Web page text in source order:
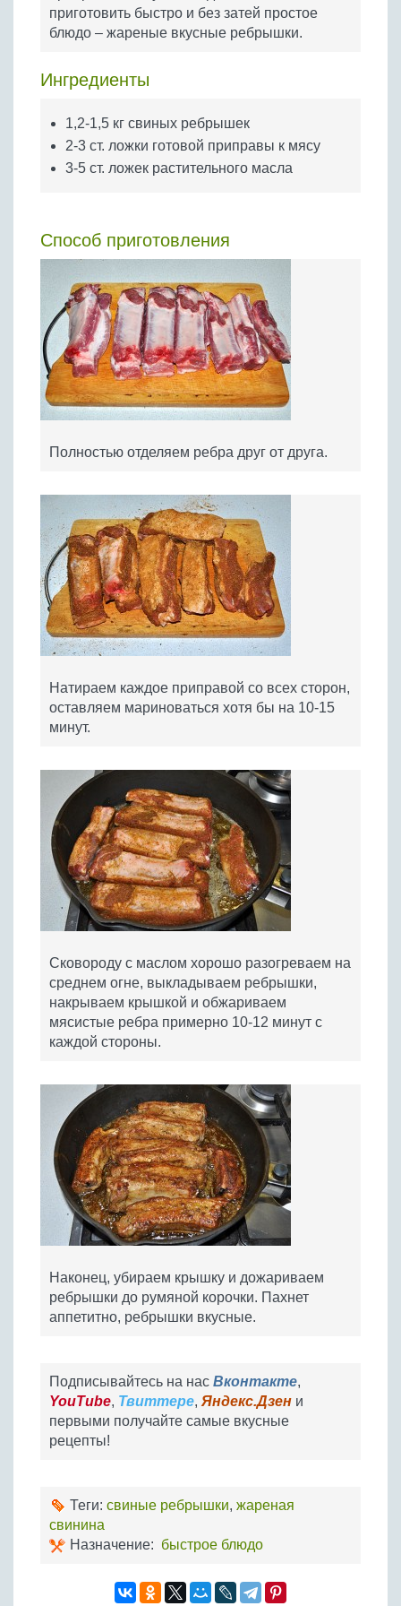
Бобовые
Яйца
приготовить быстро и без затей простое
блюдо – жареные вкусные ребрышки.
Ингредиенты
1,2-1,5 кг свиных ребрышек
2-3 ст. ложки готовой приправы к мясу
3-5 ст. ложек растительного масла
Способ приготовления
Полностью отделяем ребра друг от друга.
Натираем каждое приправой со всех сторон,
оставляем мариноваться хотя бы на 10-15
минут.
Сковороду с маслом хорошо разогреваем на
среднем огне, выкладываем ребрышки,
накрываем крышкой и обжариваем
мясистые ребра примерно 10-12 минут с
каждой стороны.
Наконец, убираем крышку и дожариваем
ребрышки до румяной корочки. Пахнет
аппетитно, ребрышки вкусные.
Подписывайтесь на нас Вконтакте,
YouTube, Твиттере, Яндекс.Дзен и
первыми получайте самые вкусные
рецепты!
Теги: свиные ребрышки, жареная
свинина
Назначение: быстрое блюдо